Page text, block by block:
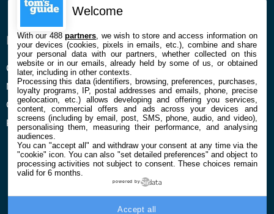
ENTREPRISE
Qui sommes nous
Mentions légales et CGU
Confidentialité et Cookies
Préférences cookies
À PROPOS
La rédaction
Contact
Welcome
With our 488partners , we wish to store and access information on
your devices (cookies, pixels in emails, etc.), combine and share
your personal data with our partners, whether collected on this
website or in our emails, already held by some of us, or obtained
later, including in other contexts.
Processing this data (identifiers, browsing, preferences, purchases,
loyalty programs, IP, postal addresses and emails, phone, precise
geolocation, etc.) allows developing and offering you services,
content, commercial offers and ads across your devices and
screens (including by email, post, SMS, phone, audio, and video),
personalising them, measuring their performance, and analysing
audiences.
You can "accept all" and withdraw your consent at any time via the
"cookie" icon. You can also "set detailed preferences" and object to
processing activities not subject to consent. These choices remain
valid for 6 months.
powered by
Accept all